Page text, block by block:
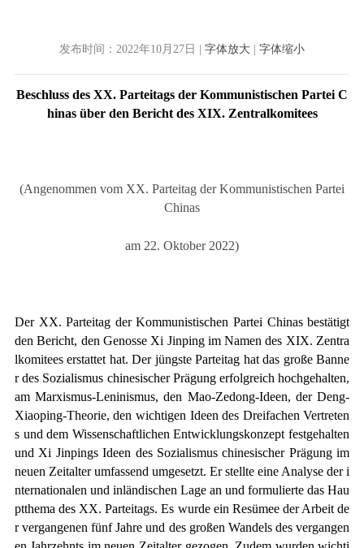
发布时间：2022年10月27日 | 字体放大 | 字体缩小
Beschluss des XX. Parteitags der Kommunistischen Partei C
hinas über den Bericht des XIX. Zentralkomitees
(Angenommen vom XX. Parteitag der Kommunistischen Partei
Chinas
am 22. Oktober 2022)
Der XX. Parteitag der Kommunistischen Partei Chinas bestätigt
den Bericht, den Genosse Xi Jinping im Namen des XIX. Zentra
lkomitees erstattet hat. Der jüngste Parteitag hat das große Banne
r des Sozialismus chinesischer Prägung erfolgreich hochgehalten,
am Marxismus-Leninismus, den Mao-Zedong-Ideen, der Deng-
Xiaoping-Theorie, den wichtigen Ideen des Dreifachen Vertreten
s und dem Wissenschaftlichen Entwicklungskonzept festgehalten
und Xi Jinpings Ideen des Sozialismus chinesischer Prägung im
neuen Zeitalter umfassend umgesetzt. Er stellte eine Analyse der i
nternationalen und inländischen Lage an und formulierte das Hau
ptthema des XX. Parteitags. Es wurde ein Resümee der Arbeit de
r vergangenen fünf Jahre und des großen Wandels des vergangen